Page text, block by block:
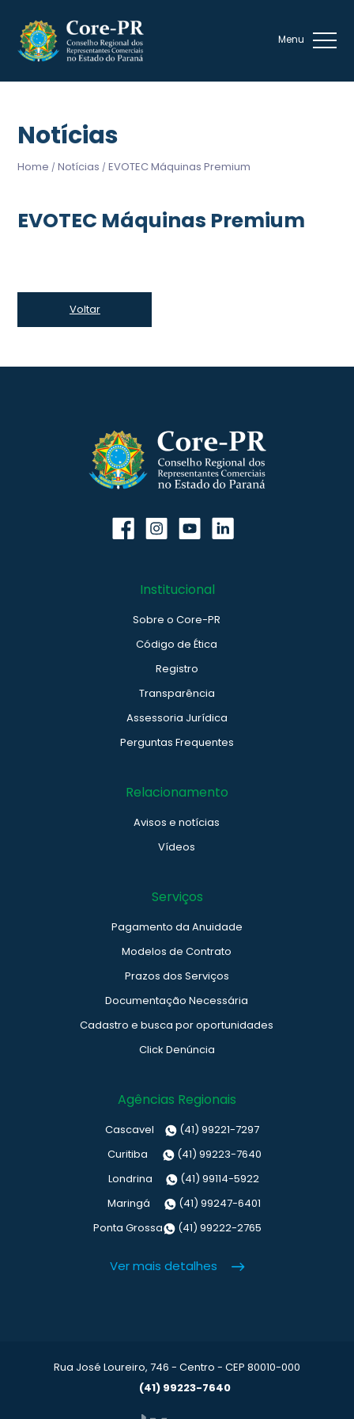
Notícias
Home / Notícias / EVOTEC Máquinas Premium
EVOTEC Máquinas Premium
Voltar
Institucional
Sobre o Core-PR
Código de Ética
Registro
Transparência
Assessoria Jurídica
Perguntas Frequentes
Relacionamento
Avisos e notícias
Vídeos
Serviços
Pagamento da Anuidade
Modelos de Contrato
Prazos dos Serviços
Documentação Necessária
Cadastro e busca por oportunidades
Click Denúncia
Agências Regionais
Cascavel
(41) 99221-7297
Curitiba
(41) 99223-7640
Londrina
(41) 99114-5922
Maringá
(41) 99247-6401
Ponta Grossa
(41) 99222-2765
Ver mais detalhes
Rua José Loureiro, 746 - Centro - CEP 80010-000
(41) 99223-7640